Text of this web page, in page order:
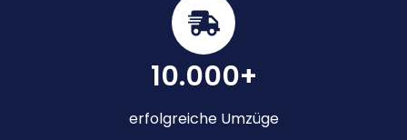
10.000+
erfolgreiche Umzüge